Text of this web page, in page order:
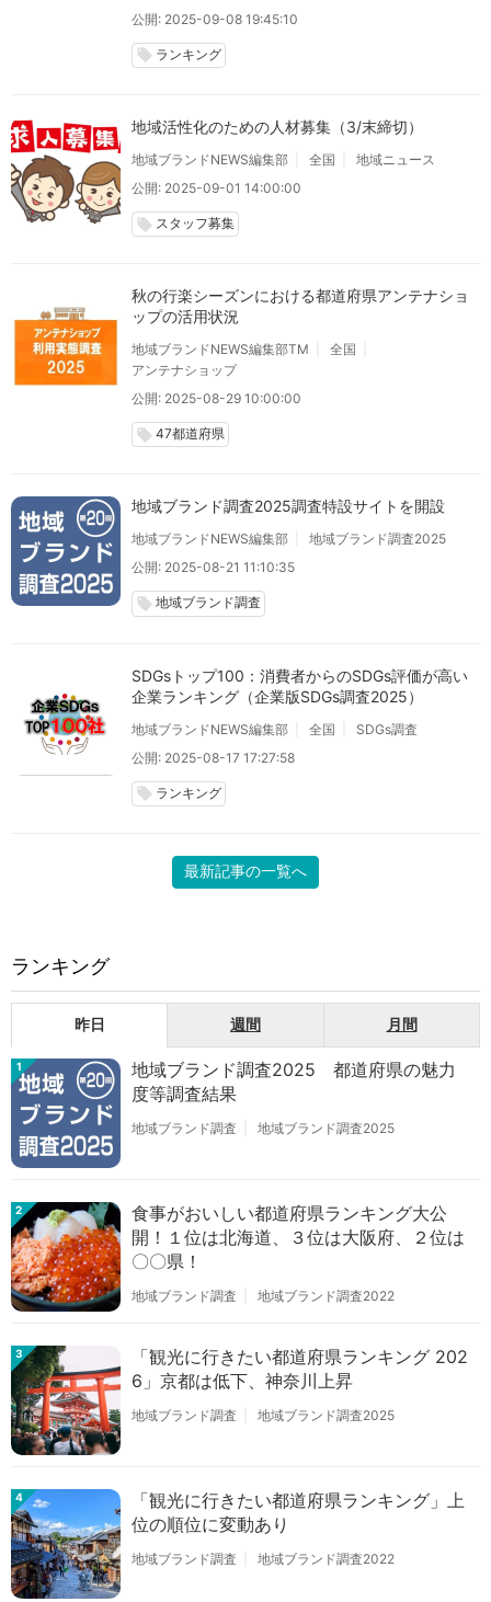
公開: 2025-09-08 19:45:10
local_offer ランキング
地域活性化のための人材募集（3/末締切）
地域ブランドNEWS編集部 全国
地域ニュース
公開: 2025-09-01 14:00:00
local_offer スタッフ募集
秋の行楽シーズンにおける都道府県アンテナショ
ップの活用状況
地域ブランドNEWS編集部TM
全国
アンテナショップ
公開: 2025-08-29 10:00:00
local_offer 47都道府県
地域ブランド調査2025調査特設サイトを開設
地域ブランドNEWS編集部
地域ブランド調査2025
公開: 2025-08-21 11:10:35
local_offer 地域ブランド調査
SDGsトップ100：消費者からのSDGs評価が高い
企業ランキング（企業版SDGs調査2025）
地域ブランドNEWS編集部 全国
SDGs調査
公開: 2025-08-17 17:27:58
local_offer ランキング
最新記事の一覧へ
ランキング
昨日 週間 月間
1
地域ブランド調査2025 都道府県の魅力
度等調査結果
地域ブランド調査 地域ブランド調査2025
2
食事がおいしい都道府県ランキング大公
開！１位は北海道、３位は大阪府、２位は
〇〇県！
地域ブランド調査 地域ブランド調査2022
3
「観光に行きたい都道府県ランキング 202
6」京都は低下、神奈川上昇
地域ブランド調査 地域ブランド調査2025
4
「観光に行きたい都道府県ランキング」上
位の順位に変動あり
地域ブランド調査 地域ブランド調査2022